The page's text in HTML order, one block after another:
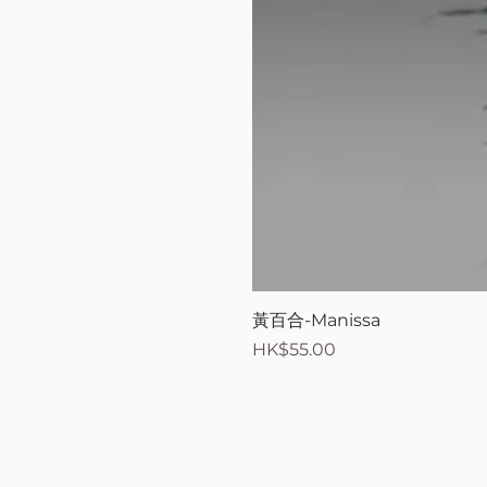
黃百合-Manissa
價格
HK$55.00